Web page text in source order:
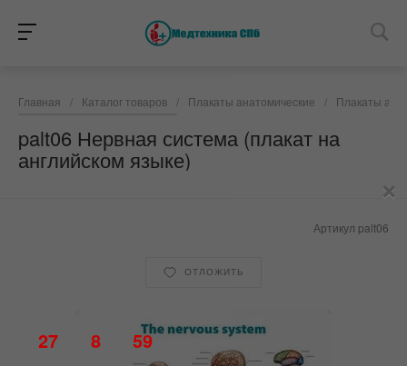
Главная / Каталог товаров / Плакаты анатомические / Плакаты
palt06 Нервная система (плакат на
английском языке)
Артикул palt06
ОТЛОЖИТЬ
×
27 8 59